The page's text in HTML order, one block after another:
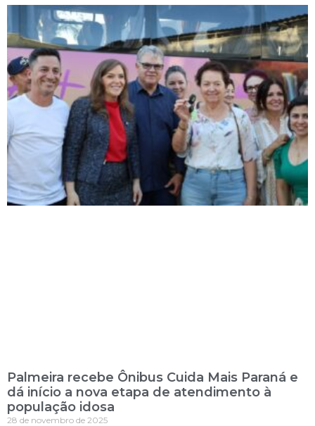
Palmeira recebe Ônibus Cuida Mais Paraná e
dá início a nova etapa de atendimento à
população idosa
28 de novembro de 2025